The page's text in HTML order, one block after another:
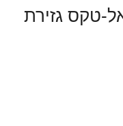
טקס גזירת